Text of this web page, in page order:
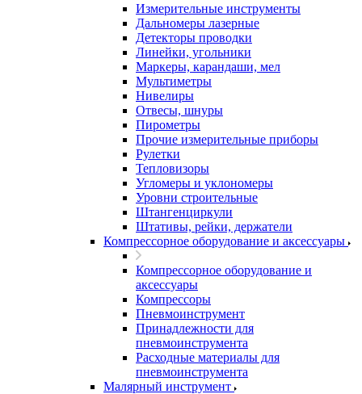
Измерительные инструменты
Дальномеры лазерные
Детекторы проводки
Линейки, угольники
Маркеры, карандаши, мел
Мультиметры
Нивелиры
Отвесы, шнуры
Пирометры
Прочие измерительные приборы
Рулетки
Тепловизоры
Угломеры и уклономеры
Уровни строительные
Штангенциркули
Штативы, рейки, держатели
Компрессорное оборудование и аксессуары
Компрессорное оборудование и
аксессуары
Компрессоры
Пневмоинструмент
Принадлежности для
пневмоинструмента
Расходные материалы для
пневмоинструмента
Малярный инструмент